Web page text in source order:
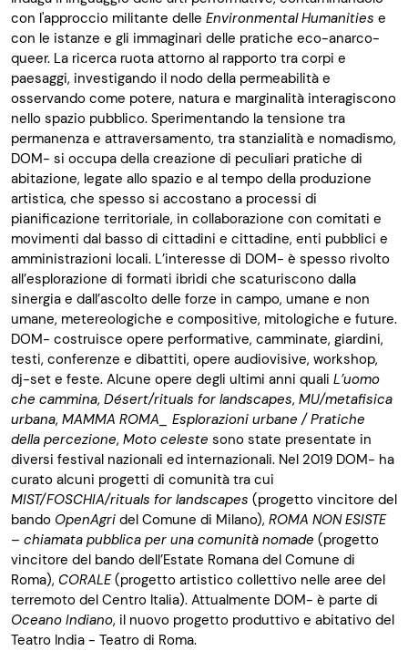
con l'approccio militante delle Environmental Humanities e
con le istanze e gli immaginari delle pratiche eco-anarco-
queer. La ricerca ruota attorno al rapporto tra corpi e
paesaggi, investigando il nodo della permeabilità e
osservando come potere, natura e marginalità interagiscono
nello spazio pubblico. Sperimentando la tensione tra
permanenza e attraversamento, tra stanzialità e nomadismo,
DOM- si occupa della creazione di peculiari pratiche di
abitazione, legate allo spazio e al tempo della produzione
artistica, che spesso si accostano a processi di
pianificazione territoriale, in collaborazione con comitati e
movimenti dal basso di cittadini e cittadine, enti pubblici e
amministrazioni locali. L’interesse di DOM- è spesso rivolto
all’esplorazione di formati ibridi che scaturiscono dalla
sinergia e dall’ascolto delle forze in campo, umane e non
umane, metereologiche e compositive, mitologiche e future.
DOM- costruisce opere performative, camminate, giardini,
testi, conferenze e dibattiti, opere audiovisive, workshop,
dj-set e feste. Alcune opere degli ultimi anni quali L’uomo
che cammina, Désert/rituals for landscapes, MU/metafisica
urbana, MAMMA ROMA_ Esplorazioni urbane / Pratiche
della percezione, Moto celeste sono state presentate in
diversi festival nazionali ed internazionali. Nel 2019 DOM- ha
curato alcuni progetti di comunità tra cui
MIST/FOSCHIA/rituals for landscapes (progetto vincitore del
bando OpenAgri del Comune di Milano), ROMA NON ESISTE
– chiamata pubblica per una comunità nomade (progetto
vincitore del bando dell’Estate Romana del Comune di
Roma), CORALE(progetto artistico collettivo nelle aree del
terremoto del Centro Italia). Attualmente DOM- è parte di
Oceano Indiano, il nuovo progetto produttivo e abitativo del
Teatro India - Teatro di Roma.